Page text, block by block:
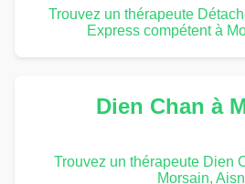
Trouvez un thérapeute
Express compétent à
Dien Chan à
Trouvez un thérapeute Dien
Morsain,